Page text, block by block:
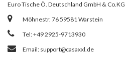
Euro Tische Ö. Deutschland GmbH & Co.KG
Möhnestr. 76 59581 Warstein
Tel: +49 2925-9713930
Email: support@casaxxl.de